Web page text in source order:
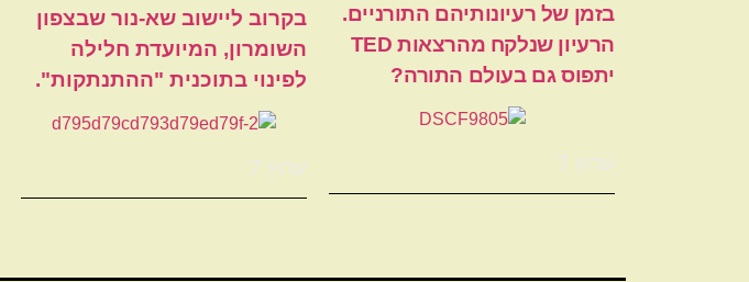
בזמן של רעיונותיהם התורניים.
הרעיון שנלקח מהרצאות TED
יתפוס גם בעולם התורה?
ערוץ 7
בקרוב ליישוב שא-נור שבצפון
השומרון, המיועדת חלילה
לפינוי בתוכנית "ההתנתקות".
ערוץ 7